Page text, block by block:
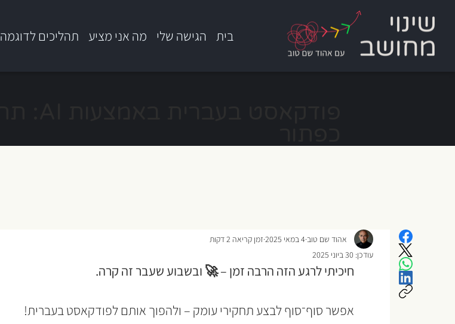
בית הגישה שלי מה אני מציע תהליכים לדוגמה
אהוד שם טוב4 במאי 2025
זמן קריאה 2 דקות
עודכן: 30 ביוני 2025
חיכיתי לרגע הזה הרבה זמן – 🚀 ובשבוע שעבר זה קרה.
אפשר סוף־סוף לבצע תחקירי עומק – ולהפוך אותם לפודקאסט בעברית!